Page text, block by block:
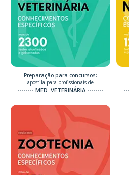
Preparação para concursos:
apostila para profissionais de
MED. VETERINÁRIA